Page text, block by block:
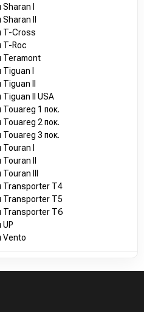
I
II
T-Cross
T-Roc
Teramont
I
II
Tiguan II USA
Touareg 1 пок.
Touareg 2 пок.
Touareg 3 пок.
I
II
III
Transporter T4
Transporter T5
Transporter T6
Vento